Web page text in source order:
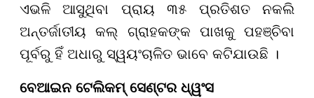
ଏଭଳି ଆସୁଥିବା ପ୍ରାୟ ୩୫ ପ୍ରତିଶତ ନକଲି
ଅନ୍ତର୍ଜାତୀୟ କଲ୍ ଗ୍ରାହକଙ୍କ ପାଖକୁ ପହଞ୍ଚିବା
ପୂର୍ବରୁ ହିଁ ଅଧାରୁ ସ୍ୱୟଂଚାଳିତ ଭାବେ କଟିଯାଉଛି ।
ବେଆଇନ ଟେଲିକମ୍ ସେଣ୍ଟର ଧ୍ୱଂସ